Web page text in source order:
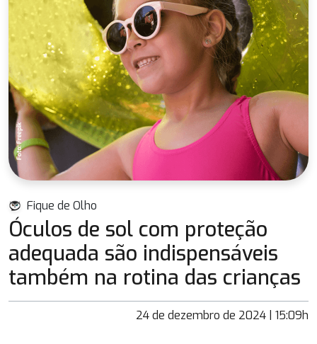
Fique de Olho
Óculos de sol com proteção
adequada são indispensáveis
também na rotina das crianças
24 de dezembro de 2024 | 15:09h